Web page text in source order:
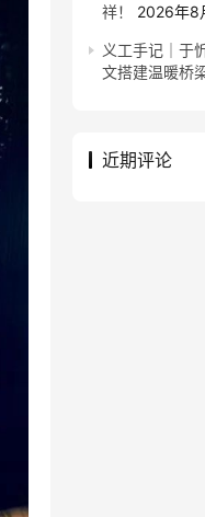
祥！
2026年8
义工手记｜于
文搭建温暖桥
近期评论